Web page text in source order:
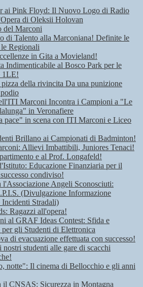
ai Pink Floyd: Il Nuovo Logo di Radio
di Oleksii Holovan
del Marconi
di Talento alla Marconiana! Definite le
Regionali
in Gita a Movieland!
Indimenticabile al Bosco Park per le
1LE!
pizza della rivincita Da una punizione
Marconi Incontra i Campioni a "Le
in Veronafiere
pace" in scena con ITI Marconi e Liceo
Brillano ai Campionati di Badminton!
Allievi Imbattibili, Juniores Tenaci!
e al Prof. Longafeld!
Educazione Finanziaria per il
condiviso!
l'Associazione Angeli Sconosciuti:
(Divulgazione Informazione
Incidenti Stradali)
Ragazzi all'opera!
al GRAF Ideas Contest: Sfida e
gli Studenti di Elettronica
di evacuazione effettuata con successo!
nostri studenti alle gare di scacchi
notte": Il cinema di Bellocchio e gli anni
il CNSAS: Sicurezza in Montagna